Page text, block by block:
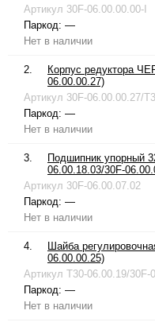
Артикул 30F-06.00.00.00-I
Паркод: —
Нет в наличии
2.
Корпус редуктора
06.00.00.27)
Артикул 30F-06.00.00.27/
Паркод: —
Нет в наличии
3.
Подшипник упорный
06.00.18.03/30F-
Артикул 30F-06.00.07.02
Паркод: —
Нет в наличии
4.
Шайба
06.00.00.25)
Артикул T30-06.00.19/30F-
Паркод: —
Нет в наличии